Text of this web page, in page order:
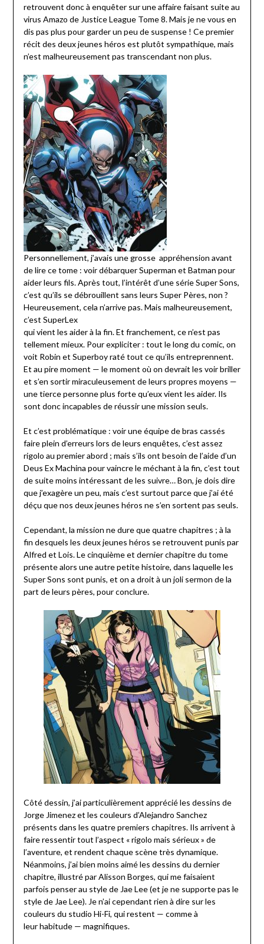
retrouvent donc à enquêter sur une affaire faisant suite au
virus Amazo de Justice League Tome 8. Mais je ne vous en
dis pas plus pour garder un peu de suspense ! Ce premier
récit des deux jeunes héros est plutôt sympathique, mais
n’est malheureusement pas transcendant non plus.
Personnellement, j’avais une grosse appréhension avant
de lire ce tome : voir débarquer Superman et Batman pour
aider leurs fils. Après tout, l’intérêt d’une série Super Sons,
c’est qu’ils se débrouillent sans leurs Super Pères, non ?
Heureusement, cela n’arrive pas. Mais malheureusement,
c’est SuperLex
qui vient les aider à la fin. Et franchement, ce n’est pas
tellement mieux. Pour expliciter : tout le long du comic, on
voit Robin et Superboy raté tout ce qu’ils entreprennent.
Et au pire moment — le moment où on devrait les voir briller
et s’en sortir miraculeusement de leurs propres moyens —
une tierce personne plus forte qu’eux vient les aider. Ils
sont donc incapables de réussir une mission seuls.
Et c’est problématique : voir une équipe de bras cassés
faire plein d’erreurs lors de leurs enquêtes, c’est assez
rigolo au premier abord ; mais s’ils ont besoin de l’aide d’un
Deus Ex Machina pour vaincre le méchant à la fin, c’est tout
de suite moins intéressant de les suivre… Bon, je dois dire
que j’exagère un peu, mais c’est surtout parce que j’ai été
déçu que nos deux jeunes héros ne s’en sortent pas seuls.
Cependant, la mission ne dure que quatre chapitres ; à la
fin desquels les deux jeunes héros se retrouvent punis par
Alfred et Lois. Le cinquième et dernier chapitre du tome
présente alors une autre petite histoire, dans laquelle les
Super Sons sont punis, et on a droit à un joli sermon de la
part de leurs pères, pour conclure.
Côté dessin, j’ai particulièrement apprécié les dessins de
Jorge Jimenez et les couleurs d’Alejandro Sanchez
présents dans les quatre premiers chapitres. Ils arrivent à
faire ressentir tout l’aspect « rigolo mais sérieux » de
l’aventure, et rendent chaque scène très dynamique.
Néanmoins, j’ai bien moins aimé les dessins du dernier
chapitre, illustré par Alisson Borges, qui me faisaient
parfois penser au style de Jae Lee (et je ne supporte pas le
style de Jae Lee). Je n’ai cependant rien à dire sur les
couleurs du studio Hi-Fi, qui restent — comme à
leur habitude — magnifiques.